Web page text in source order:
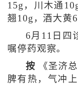
15g，川木通
翘10g，酒大黄
6月11日四
嘱停药观察。
按
《圣济
脾有热，气冲